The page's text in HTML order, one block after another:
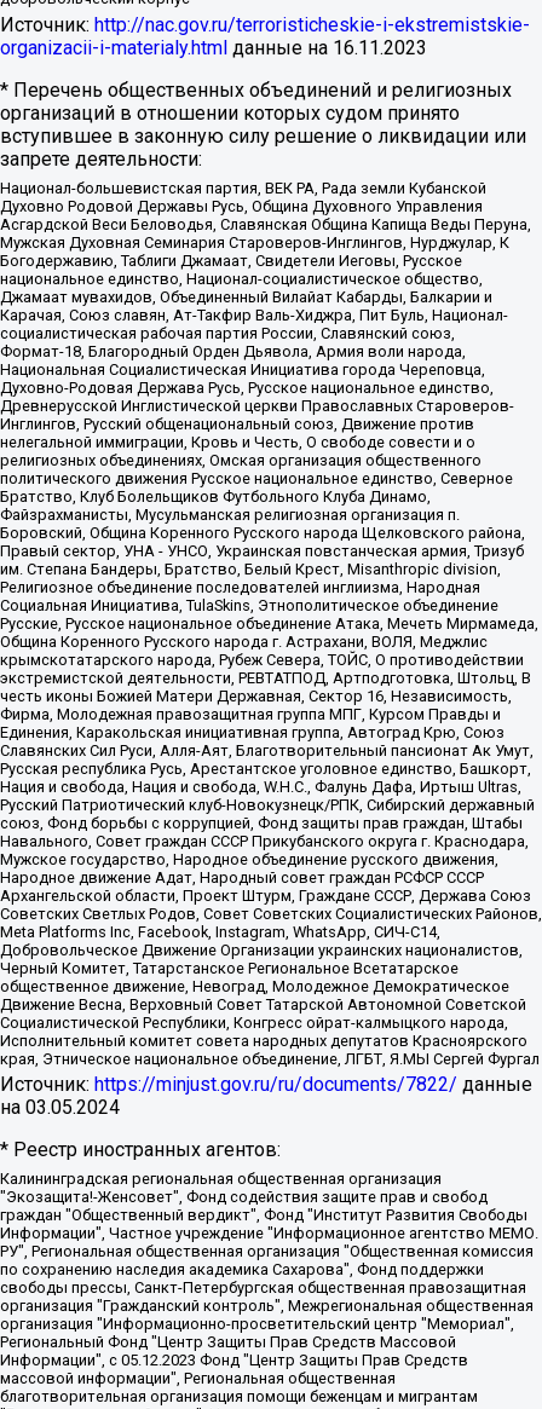
Источник: http://nac.gov.ru/terroristicheskie-i-ekstremistskie-
organizacii-i-materialy.html данные на 16.11.2023
* Перечень общественных объединений и религиозных
организаций в отношении которых судом принято
вступившее в законную силу решение о ликвидации или
запрете деятельности:
Национал-большевистская партия, ВЕК РА, Рада земли Кубанской
Духовно Родовой Державы Русь, Община Духовного Управления
Асгардской Веси Беловодья, Славянская Община Капища Веды Перуна,
Мужская Духовная Семинария Староверов-Инглингов, Нурджулар, К
Богодержавию, Таблиги Джамаат, Свидетели Иеговы, Русское
национальное единство, Национал-социалистическое общество,
Джамаат мувахидов, Объединенный Вилайат Кабарды, Балкарии и
Карачая, Союз славян, Ат-Такфир Валь-Хиджра, Пит Буль, Национал-
социалистическая рабочая партия России, Славянский союз,
Формат-18, Благородный Орден Дьявола, Армия воли народа,
Национальная Социалистическая Инициатива города Череповца,
Духовно-Родовая Держава Русь, Русское национальное единство,
Древнерусской Инглистической церкви Православных Староверов-
Инглингов, Русский общенациональный союз, Движение против
нелегальной иммиграции, Кровь и Честь, О свободе совести и о
религиозных объединениях, Омская организация общественного
политического движения Русское национальное единство, Северное
Братство, Клуб Болельщиков Футбольного Клуба Динамо,
Файзрахманисты, Мусульманская религиозная организация п.
Боровский, Община Коренного Русского народа Щелковского района,
Правый сектор, УНА - УНСО, Украинская повстанческая армия, Тризуб
им. Степана Бандеры, Братство, Белый Крест, Misanthropic division,
Религиозное объединение последователей инглиизма, Народная
Социальная Инициатива, TulaSkins, Этнополитическое объединение
Русские, Русское национальное объединение Атака, Мечеть Мирмамеда,
Община Коренного Русского народа г. Астрахани, ВОЛЯ, Меджлис
крымскотатарского народа, Рубеж Севера, ТОЙС, О противодействии
экстремистской деятельности, РЕВТАТПОД, Артподготовка, Штольц, В
честь иконы Божией Матери Державная, Сектор 16, Независимость,
Фирма, Молодежная правозащитная группа МПГ, Курсом Правды и
Единения, Каракольская инициативная группа, Автоград Крю, Союз
Славянских Сил Руси, Алля-Аят, Благотворительный пансионат Ак Умут,
Русская республика Русь, Арестантское уголовное единство, Башкорт,
Нация и свобода, Нация и свобода, W.H.С., Фалунь Дафа, Иртыш Ultras,
Русский Патриотический клуб-Новокузнецк/РПК, Сибирский державный
союз, Фонд борьбы с коррупцией, Фонд защиты прав граждан, Штабы
Навального, Совет граждан СССР Прикубанского округа г. Краснодара,
Мужское государство, Народное объединение русского движения,
Народное движение Адат, Народный совет граждан РСФСР СССР
Архангельской области, Проект Штурм, Граждане СССР, Держава Союз
Советских Светлых Родов, Совет Советских Социалистических Районов,
Meta Platforms Inc, Facebook, Instagram, WhatsApp, СИЧ-С14,
Добровольческое Движение Организации украинских националистов,
Черный Комитет, Татарстанское Региональное Всетатарское
общественное движение, Невоград, Молодежное Демократическое
Движение Весна, Верховный Совет Татарской Автономной Советской
Социалистической Республики, Конгресс ойрат-калмыцкого народа,
Исполнительный комитет совета народных депутатов Красноярского
края, Этническое национальное объединение, ЛГБТ, Я.МЫ Сергей Фургал
Источник: https://minjust.gov.ru/ru/documents/7822/ данные
на 03.05.2024
* Реестр иностранных агентов:
Калининградская региональная общественная организация "Экозащита!-Женсовет", Фонд содействия защите прав и свобод граждан "Общественный вердикт", Фонд "Институт Развития Свободы Информации", Частное учреждение "Информационное агентство МЕМО. РУ", Региональная общественная организация "Общественная комиссия по сохранению наследия академика Сахарова", Фонд поддержки свободы прессы, Санкт-Петербургская общественная правозащитная организация "Гражданский контроль", Межрегиональная общественная организация "Информационно-просветительский центр "Мемориал", Региональный Фонд "Центр Защиты Прав Средств Массовой Информации", с 05.12.2023 Фонд "Центр Защиты Прав Средств массовой информации", Региональная общественная благотворительная организация помощи беженцам и мигрантам "Гражданское содействие", Негосударственное образовательное учреждение дополнительного профессионального образования (повышение квалификации) специалистов "АКАДЕМИЯ ПО ПРАВАМ ЧЕЛОВЕКА", Свердловская региональная общественная организация "Сутяжник", Автономная некоммерческая организация "Центр независимых социологических исследований", Союз общественных объединений "Российский исследовательский центр по правам человека", Региональное общественное учреждение научно-информационный центр "МЕМОРИАЛ", Некоммерческая организация "Фонд защиты гласности", Автономная некоммерческая организация "Институт прав человека", Городская общественная организация "Екатеринбургское общество "МЕМОРИАЛ", Городская общественная организация "Рязанское историко-просветительское и правозащитное общество "Мемориал" (Рязанский Мемориал), Челябинский региональный орган общественной самодеятельности – женское общественное объединение "Женщины Евразии", Челябинский региональный орган общественной самодеятельности "Уральская правозащитная группа", Фонд содействия защите здоровья и социальной справедливости имени Андрея Рылькова, Автономная Некоммерческая Организация "Аналитический Центр Юрия Левады", Автономная некоммерческая организация социальной поддержки населения "Проект Апрель", Региональная общественная организация помощи женщинам и детям, находящимся в кризисной ситуации "Информационно-методический центр "Анна", Фонд содействия развитию массовых коммуникаций и правовому просвещению "Так-так-Так", Фонд содействия устойчивому развитию "Серебряная тайга", Свердловский региональный общественный фонд социальных проектов "Новое время", "Idel.Реалии", Кавказ.Реалии, Крым.Реалии, Телеканал Настоящее Время, Татаро-башкирская служба Радио Свобода (Azatliq Radiosi), Радио Свободная Европа/Радио Свобода (PCE/PC), "Сибирь.Реалии", "Фактограф", Благотворительный фонд помощи осужденным и их семьям, Автономная некоммерческая организация "Институт глобализации и социальных движений", Фонд "В защиту прав заключенных", Частное учреждение "Центр поддержки и содействия развитию средств массовой информации", Пензенский региональный общественный благотворительный фонд "Гражданский союз", "Север.Реалии", Некоммерческая организация Фонд "Правовая инициатива", Общество с ограниченной ответственностью "Радио Свободная Европа/Радио Свобода", Чешское информационное агентство "MEDIUM-ORIENT", Красноярская региональная общественная организация "Мы против СПИДа", Камалягин Денис Николаевич, Маркелов Сергей Евгеньевич, Пономарев Лев Александрович, Савицкая Людмила Алексеевна, Автономная некоммерческая организация "Центр по работе с проблемой насилия "НАСИЛИЮ.НЕТ", Межрегиональный профессиональный союз работников здравоохранения "Альянс врачей", Юридическое лицо, зарегистрированное в Латвийской Республике, SIA "Medusa Project" (регистрационный номер 40103797863, дата регистрации 10.06.2014), Некоммерческая организация "Фонд по борьбе с коррупцией", Автономная некоммерческая организация "Институт права и публичной политики", Баданин Роман Сергеевич, Гликин Максим Александрович, Железнова Мария Михайловна, Лукьянова Юлия Сергеевна, Маетная Елизавета Витальевна, Маняхин Петр Борисович, Чуракова Ольга Владимировна, Ярош Юлия Петровна, Юридическое лицо "The Insider SIA", зарегистрированное в Риге, Латвийская Республика (дата регистрации 26.06.2015), являющееся администратором доменного имени интернет-издания "The Insider SIA", https://theins.ru, Постернак Алексей Евгеньевич, Рубин Михаил Аркадьевич, Анин Роман Александрович, Юридическое лицо Istories fonds, зарегистрированное в Латвийской Республике (регистрационный номер 50008295751, дата регистрации 24.02.2020), Великовский Дмитрий Александрович, Долинина Ирина Николаевна, Мароховская Алеся Алексеевна, Шлейнов Роман Юрьевич, Шмагун Олеся Валентиновна, Общество с ограниченной ответственностью "Альтаир 2021", Общество с ограниченной ответственностью "Вега 2021", Общество с ограниченной ответственностью "Главный редактор 2021", Общество с ограниченной ответственностью "Ромашки монолит", Важенков Артем Валерьевич, Ивановская областная общественная организация "Центр гендерных исследований", Гурман Юрий Альбертович, Медиапроект "ОВД-Инфо", Егоров Владимир Владимирович, Жилинский Владимир Александрович, Общество с ограниченной ответственностью "ЗП", Иванова София Юрьевна, Карезина Инна Павловна, Кильтау Екатерина Викторовна, Петров Алексей Викторович, Пискунов Сергей Евгеньевич, Смирнов Сергей Сергеевич, Тихонов Михаил Сергеевич, Общество с ограниченной ответственностью "ЖУРНАЛИСТ-ИНОСТРАННЫЙ АГЕНТ", Арапова Галина Юрьевна, Вольтская Татьяна Анатольевна, Американская компания "Mason G.E.S. Anonymous Foundation" (США), являющаяся владельцем интернет-издания https://mnews.world/, Компания "Stichting Bellingcat", зарегистрированная в Нидерландах (дата регистрации 11.07.2018), Захаров Андрей Вячеславович, Клепиковская Екатерина Дмитриевна, Общество с ограниченной ответственностью "МЕМО", Перл Роман Александрович, Симонов Евгений Алексеевич, Соловьева Елена Анатольевна, Сотников Даниил Владимирович, Сурначева Елизавета Дмитриевна, Автономная некоммерческая организация по защите прав человека и информированию населения "Якутия – Наше Мнение", Общество с ограниченной ответственностью "Москоу диджитал медиа", с 26.01.2023 Общество с ограниченной ответственностью "Чайка Белые сады", Ветошкина Валерия Валерьевна, Заговора Максим Александрович, Межрегиональное общественное движение "Российская ЛГБТ - сеть", Оленичев Максим Владимирович, Павлов Иван Юрьевич, Скворцова Елена Сергеевна, Общество с ограниченной ответственностью "Как бы инагент", Кочетков Игорь Викторович, Общество с ограниченной ответственностью "Честные выборы", Еланчик Олег Александрович, Общество с ограниченной ответственностью "Нобелевский призыв", Гималова Регина Эмилевна, Григорьев Андрей Валерьевич, Григорьева Алина Александровна, Ассоциация по содействию защите прав призывников, альтернативнослужащих и военнослужащих "Правозащитная группа "Гражданин.Армия.Право", Хисамова Регина Фаритовна, Автономная некоммерческая организация по реализации социально-правовых программ "Лилит", Дальневосточное общественное движение "Маяк", Санкт-Петербургская ЛГБТ-инициативная группа "Выход", Инициативная группа ЛГБТ+ "Реверс", Алексеев Андрей Викторович, Бекбулатова Таисия Львовна, Беляев Иван Михайлович, Владыкина Елена Сергеевна, Гельман Марат Александрович, Никульшина Вероника Юрьевна, Толоконникова Надежда Андреевна, Шендерович Виктор Анатольевич, Общество с ограниченной ответственностью "Данное сообщение", Общество с ограниченной ответственностью Издательский дом "Новая глава", Айнбиндер Александра Александровна, Московский комьюнити-центр для ЛГБТ+инициатив, Благотворительный фонд развития филантропии, Deutsche Welle (Германия, Kurt-Schumacher-Strasse 3, 53113 Bonn), Борзунова Мария Михайловна, Воробьев Виктор Викторович, Голубева Анна Львовна, Константинова Алла Михайловна, Малкова Ирина Владимировна, Мурадов Мурад Абдулгалимович, Осетинская Елизавета Николаевна, Понасенков Евгений Николаевич, Ганапольский Матвей Юрьевич, Киселев Евгений Алексеевич, Борухович Ирина Григорьевна, Дремин Иван Тимофеевич, Дубровский Дмитрий Викторович, Красноярская региональная общественная организация поддержки и развития альтернативных образовательных технологий и межкультурных коммуникаций "ИНТЕРРА", Маяковская Екатерина Алексеевна, Фейгин Марк Захарович, Филимонов Андрей Викторович, Дзугкоева Регина Николаевна, Доброхотов Роман Александрович, Дудь Юрий Александрович, Елкин Сергей Владимирович, Кругликов Кирилл Игоревич, Сабунаева Мария Леонидовна, Семенов Алексей Владимирович, Шаинян Карен Багратович, Шульман Екатерина Михайловна, Асафьев Артур Валерьевич, Вахштайн Виктор Семенович, Венедиктов Алексей Алексеевич, Лушникова Екатерина Евгеньевна, Волков Леонид Михайлович, Невзоров Александр Глебович, Пархоменко Сергей Борисович, Сироткин Ярослав Николаевич, Кара-Мурза Владимир Владимирович, Баранова Наталья Владимировна, Гозман Леонид Яковлевич, Кагарлицкий Борис Юльевич, Климарев Михаил Валерьевич, Милов Владимир Станиславович, Автономная некоммерческая организация Краснодарский центр современного искусства "Типография", Моргенштерн Алишер Тагирович, Соболь Любовь Эдуардовна, Общество с ограниченной ответственностью "ЛИЗА НОРМ", Каспаров Гарри Кимович, Ходорковский Михаил Борисович, Общество с ограниченной ответственностью "Апрельские тезисы", Данилович Ирина Брониславовна, Кашин Олег Владимирович, Петров Николай Владимирович, Пивоваров Алексей Владимирович, Соколов Михаил Владимирович, Цветкова Юлия Владимировна, Чичваркин Евгений Александрович, Комитет против пыток/Команда против пыток, Общество с ограниченной ответственностью "Первый научный", Общество с ограниченной ответственностью "Вертолет и ко", Белоцерковская Вероника Борисовна, Кац Максим Евгеньевич, Лазарева Татьяна Юрьевна, Шаведдинов Руслан Табризович, Яшин Илья Валерьевич, Общество с ограниченной ответственностью "Иноагент ААВ", Алешковский Дмитрий Петрович, Альбац Евгения Марковна, Быков Дмитрий Львович, Галямина Юлия Евгеньевна, Лойко Сергей Леонидович, Мартынов Кирилл Константинович, Медведев Сергей Александрович, Крашенинников Федор Геннадиевич, Гордеева Катерина Вл